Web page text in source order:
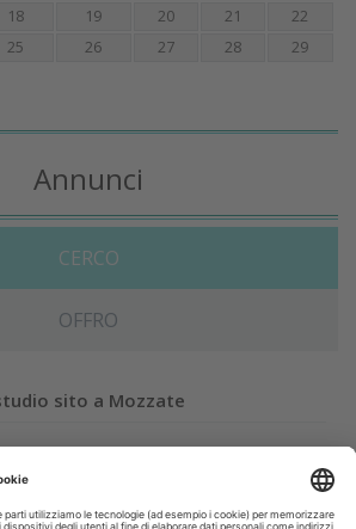
18 19 20 21
22
25 26 27 28
29
Annunci
CERCO
OFFRO
sito a Mozzate
alla poltrona in Cusago